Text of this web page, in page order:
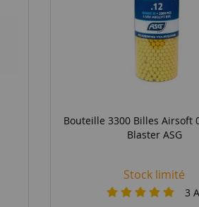
Bouteille 3300 Billes Airsoft
Blaster ASG
Stock limité
3